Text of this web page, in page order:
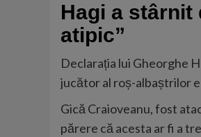
Hagi a stârnit
atipic”
Declarația lui Gheorghe
jucător al roș-albaștrilor
Gică Craioveanu, fost
părere că acesta ar fi a